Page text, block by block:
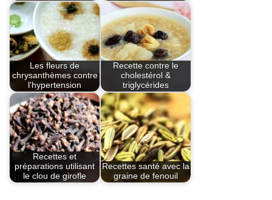
Les fleurs de
chrysanthèmes contre
l'hypertension
Recette contre le
cholestérol &
triglycérides
Recettes et
préparations utilisant
le clou de girofle
Recettes santé avec la
graine de fenouil